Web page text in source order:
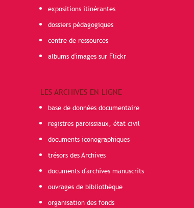
expositions itinérantes
dossiers pédagogiques
centre de ressources
albums d'images sur Flickr
LES ARCHIVES EN LIGNE
base de données documentaire
registres paroissiaux, état civil
documents iconographiques
trésors des Archives
documents d'archives manuscrits
ouvrages de bibliothèque
organisation des fonds